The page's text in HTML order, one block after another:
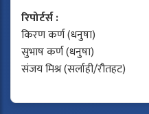
रिपोर्टर्स :
किरण कर्ण (धनुषा)
सुभाष कर्ण (धनुषा)
संजय मिश्र (सर्लाही/रौतहट)